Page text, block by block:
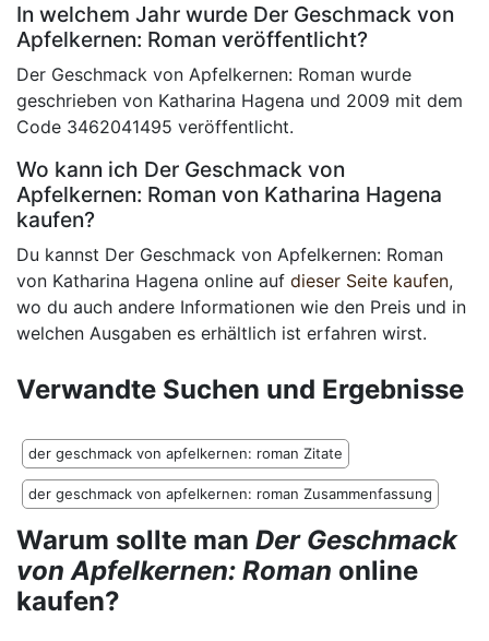
In welchem Jahr wurde Der Geschmack von
Apfelkernen: Roman veröffentlicht?
Der Geschmack von Apfelkernen: Roman wurde
geschrieben von Katharina Hagena und 2009 mit dem
Code 3462041495 veröffentlicht.
Wo kann ich Der Geschmack von
Apfelkernen: Roman von Katharina Hagena
kaufen?
Du kannst Der Geschmack von Apfelkernen: Roman
von Katharina Hagena online auf dieser Seite kaufen,
wo du auch andere Informationen wie den Preis und in
welchen Ausgaben es erhältlich ist erfahren wirst.
Verwandte Suchen und Ergebnisse
der geschmack von apfelkernen: roman Zitate
der geschmack von apfelkernen: roman Zusammenfassung
Warum sollte man Der Geschmack
von Apfelkernen: Roman online
kaufen?